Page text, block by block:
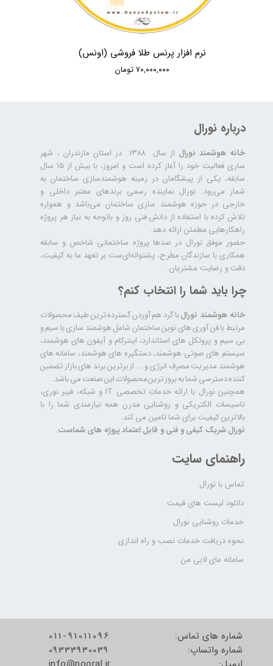
نرم افزار پرنس طلا فروشی (اونس)
۷۰,۰۰۰,۰۰۰ تومان
درباره نورال
خانه هوشمند نورال
از سال ۱۳۸۸ در استان مازندران ، شهر
ساری فعالیت خود را آغاز کرده است و امروز، با بیش از ۱۵ سال
سابقه، یکی از پیشگامان در زمینه هوشمندسازی ساختمان به
شمار می‌رود. نورال نماینده رسمی برندهای معتبر داخلی و
خارجی در حوزه هوشمند سازی ساختمان می‌باشد و همواره
تلاش کرده با استفاده از دانش فنی روز و باتوجه به نیاز هر پروژه
راهکارهایی مطمئن ارائه دهد.
حضور موفق نورال در صدها پروژه‌ ساختمانی شاخص و سابقه
همکاری با سازندگان مطرح، پشتوانه‌ای‌ست بر تعهد ما به کیفیت،
دقت و رضایت مشتریان.
راهنمای سایت
تماس با نورال
دانلود لیست های قیمت
خدمات روشنایی نورال
نحوه دریافت خدمات نصب و راه اندازی
سامانه مای لابی من
چرا باید شما را انتخاب کنم؟
خانه هوشمند نورالبا گرد هم آوردن گسترده ترین طیف محصولات
مرتبط با فن آوری های نوین ساختمان شامل هوشمند سازی با سیم و
بی سیم و پروتکل های استاندارد، اینترکام و آیفون های هوشمند،
سیستم های صوتی هوشمند، دستگیره های هوشمند، سامانه های
هوشمند مدیریت مصرف انرژی و ... از برترین برند های بازار تضمین
کننده دسترسی شما به بروز ترین محصولات این صنعت می باشد.
همچنین نورال با ارائه خدمات تخصصی IT و شبکه، فیبر نوری،
تاسیسات الکتریکی و روشنایی مدرن همه نیازمندی شما را با
بالاترین کیفیت برای شما تامین می کند.
نورال شریک کیفی و فنی و قابل اعتماد پروژه های شماست.
شماره های تماس:
شماره واتساپ:
011-91011096
09333930039